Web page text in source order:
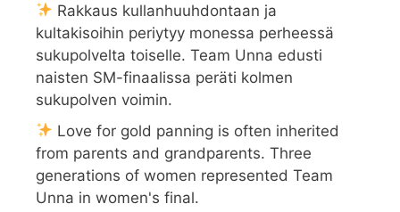
Rakkaus kullanhuuhdontaan ja
kultakisoihin periytyy monessa perheessä
sukupolvelta toiselle. Team Unna edusti
naisten SM-finaalissa peräti kolmen
sukupolven voimin.
Love for gold panning is often inherited
from parents and grandparents. Three
generations of women represented Team
Unna in women's final.